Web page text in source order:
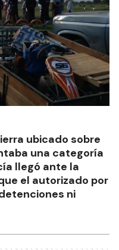
ubicado sobre
una categoría
llegó ante la
el autorizado por
ni